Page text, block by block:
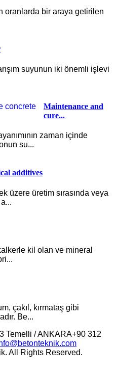
oranlarda bir araya getirilen
suyunun iki önemli işlevi
Maintenance and
cure...
zaman içinde
su...
additives
üzere üretim sırasında veya
kil olan ve mineral
çakıl, kırmataş gibi
Be...
Temelli / ANKARA+90 312
All Rights Reserved.